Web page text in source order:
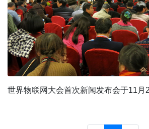
世界物联网大会首次新闻发布会于11月